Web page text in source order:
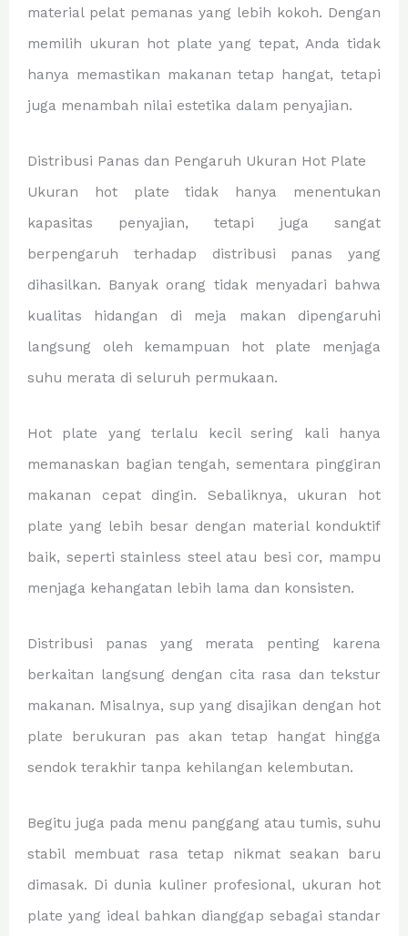
material pelat pemanas yang lebih kokoh. Dengan
memilih ukuran hot plate yang tepat, Anda tidak
hanya memastikan makanan tetap hangat, tetapi
juga menambah nilai estetika dalam penyajian.
Distribusi Panas dan Pengaruh Ukuran Hot Plate
Ukuran hot plate tidak hanya menentukan
kapasitas penyajian, tetapi juga sangat
berpengaruh terhadap distribusi panas yang
dihasilkan. Banyak orang tidak menyadari bahwa
kualitas hidangan di meja makan dipengaruhi
langsung oleh kemampuan hot plate menjaga
suhu merata di seluruh permukaan.
Hot plate yang terlalu kecil sering kali hanya
memanaskan bagian tengah, sementara pinggiran
makanan cepat dingin. Sebaliknya, ukuran hot
plate yang lebih besar dengan material konduktif
baik, seperti stainless steel atau besi cor, mampu
menjaga kehangatan lebih lama dan konsisten.
Distribusi panas yang merata penting karena
berkaitan langsung dengan cita rasa dan tekstur
makanan. Misalnya, sup yang disajikan dengan hot
plate berukuran pas akan tetap hangat hingga
sendok terakhir tanpa kehilangan kelembutan.
Begitu juga pada menu panggang atau tumis, suhu
stabil membuat rasa tetap nikmat seakan baru
dimasak. Di dunia kuliner profesional, ukuran hot
plate yang ideal bahkan dianggap sebagai standar